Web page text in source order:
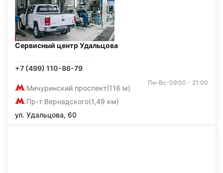
Сервисный центр Удальцова
+7 (499) 110-86-79
Мичуринский проспект(116 м)
Пр-т Вернадского(1,49 км)
Пн-Вс: 09:00 - 21:00
ул. Удальцова, 60